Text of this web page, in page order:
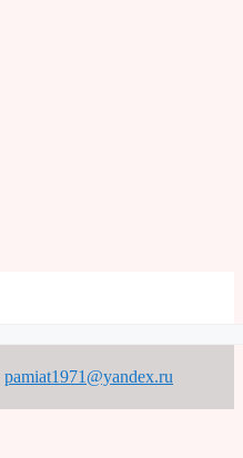
pamiat1971@yandex.ru